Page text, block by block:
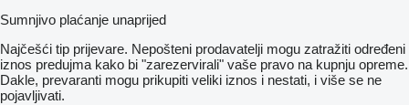
Sumnjivo plaćanje unaprijed
Najčešći tip prijevare. Nepošteni prodavatelji mogu zatražiti određeni
iznos predujma kako bi "zarezervirali" vaše pravo na kupnju opreme.
Dakle, prevaranti mogu prikupiti veliki iznos i nestati, i više se ne
pojavljivati.